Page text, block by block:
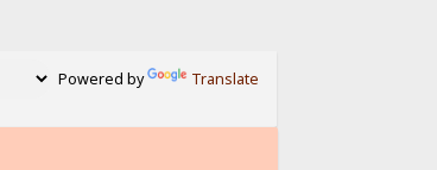
Powered by Translate